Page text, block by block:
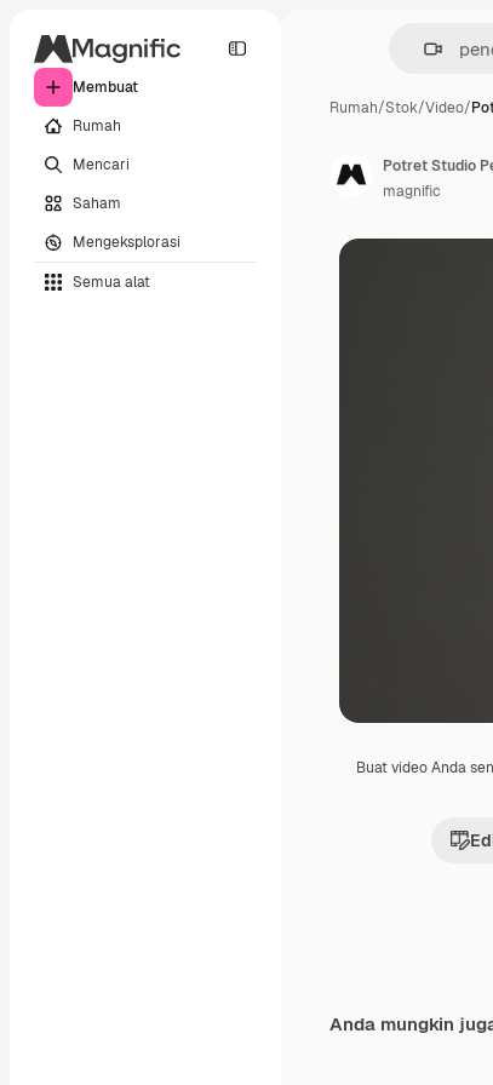
Membuat
Rumah
Mencari
Saham
Mengeksplorasi
Semua alat
Rumah/Stok/Video/
Buat video Anda
magnific
Anda mungkin